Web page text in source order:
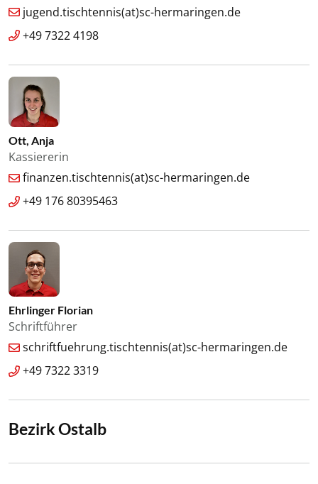
jugend.tischtennis(at)sc-hermaringen.de
+49 7322 4198
Ott, Anja
Kassiererin
finanzen.tischtennis(at)sc-hermaringen.de
+49 176 80395463
Ehrlinger Florian
Schriftführer
schriftfuehrung.tischtennis(at)sc-hermaringen.de
+49 7322 3319
Bezirk Ostalb